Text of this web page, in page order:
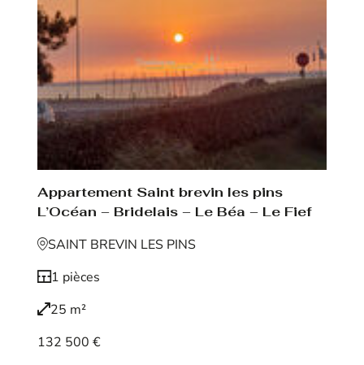
Appartement Saint brevin les pins
L’Océan – Bridelais – Le Béa – Le Fief
SAINT BREVIN LES PINS
1 pièces
25 m²
132 500 €